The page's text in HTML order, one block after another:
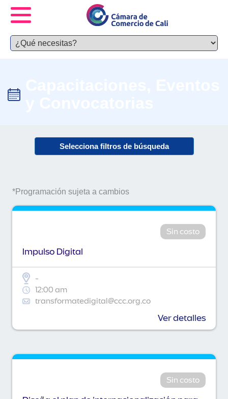
Selecciona filtros de búsqueda
*Programación sujeta a cambios
Sin costo
Impulso Digital
-
12:00 am
transformatedigital@ccc.org.co
Ver detalles
Sin costo